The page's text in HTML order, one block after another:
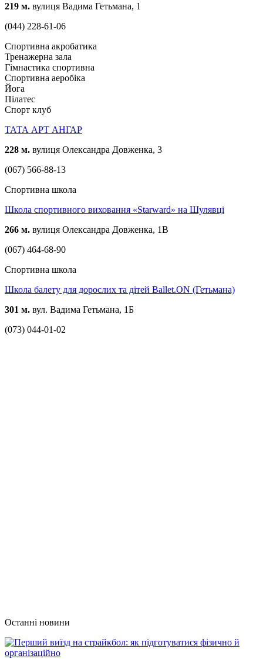
219 м. вулиця Вадима Гетьмана, 1
(044) 228-61-06
Спортивна акробатика
Тренажерна зала
Гімнастика спортивна
Спортивна аеробіка
Йога
Пілатес
Спорт клуб
ТАТА АРТ АНГАР
228 м. вулиця Олександра Довженка, 3
(067) 566-88-13
Спортивна школа
Школа спортивного виховання «Starward» на Шулявці
266 м. вулиця Олександра Довженка, 1В
(067) 464-68-90
Спортивна школа
Школа балету для дорослих та дітей Ballet.ON (Гетьмана)
301 м. вул. Вадима Гетьмана, 1Б
(073) 044-01-02
Останні новини